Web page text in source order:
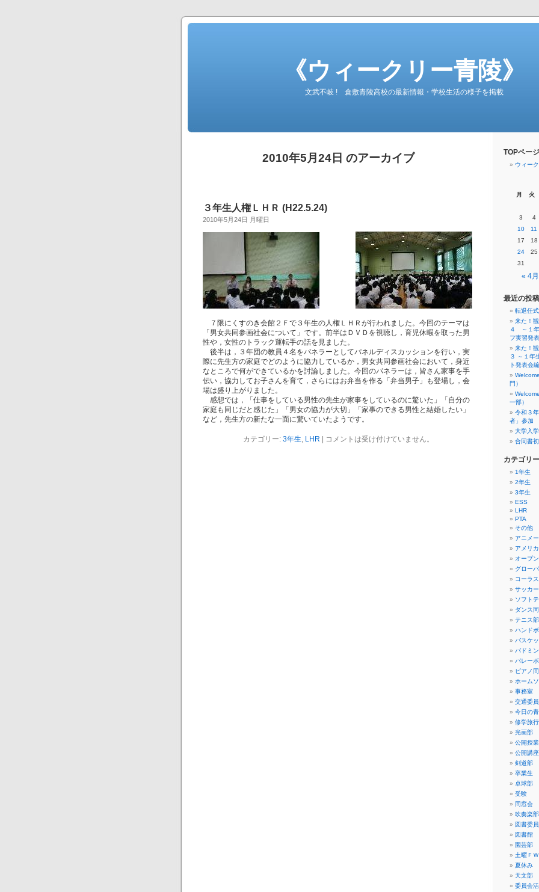
《ウィークリー青陵》
文武不岐 ! 倉敷青陵高校の最新情報・学校生活の様子を掲載
2010年5月24日 のアーカイブ
３年生人権ＬＨＲ (H22.5.24)
2010年5月24日 月曜日
７限にくすのき会館２Ｆで３年生の人権ＬＨＲが行われました。今回のテーマは
「男女共同参画社会について」です。前半はＤＶＤを視聴し，育児休暇を取った男
性や，女性のトラック運転手の話を見ました。
後半は，３年団の教員４名をパネラーとしてパネルディスカッションを行い，実
際に先生方の家庭でどのように協力しているか，男女共同参画社会において，身近
なところで何ができているかを討論しました。今回のパネラーは，皆さん家事を手
伝い，協力してお子さんを育て，さらにはお弁当を作る「弁当男子」も登場し，会
場は盛り上がりました。
感想では，「仕事をしている男性の先生が家事をしているのに驚いた」「自分の
家庭も同じだと感じた」「男女の協力が大切」「家事のできる男性と結婚したい」
など，先生方の新たな一面に驚いていたようです。
カテゴリー: 3年生, LHR コメントは受け付けていません。
TOPペー
ウィー
月 火
« 4月
3
4
10
11
17
18
24
25
31
最近の投稿
転退任
来た！
４ ～１
フ実習発
来た！
３ ～１年
ト発表会
門）
一部）
令和３
者」参加
大学入
合同書
カテゴリー
1年生
2年生
3年生
ESS
LHR
PTA
その他
アニメ
アメリ
オープ
グロー
コーラ
サッカ
ソフト
ダンス
テニス部
ハンド
バスケ
バドミ
バレー
ピアノ
ホーム
事務室
交通委員
今日の
修学旅行
光画部
公開授業
公開講座
剣道部
卒業生
卓球部
受験
同窓会
吹奏楽部
図書委員
図書館
園芸部
土曜Ｆ
夏休み
天文部
委員会